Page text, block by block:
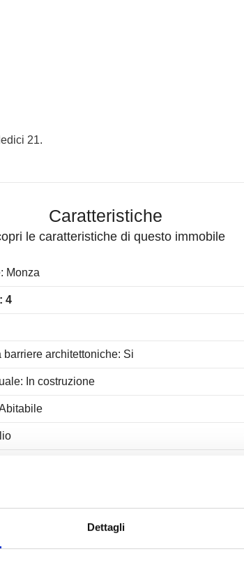
Dettagli
21.
Caratteristiche
le caratteristiche di questo immobile
Monza
4
barriere architettoniche: Si
In costruzione